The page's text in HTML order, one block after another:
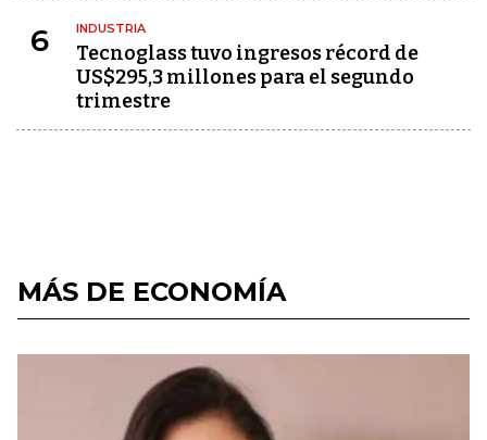
6 INDUSTRIA
Tecnoglass tuvo ingresos récord de
US$295,3 millones para el segundo
trimestre
MÁS DE ECONOMÍA